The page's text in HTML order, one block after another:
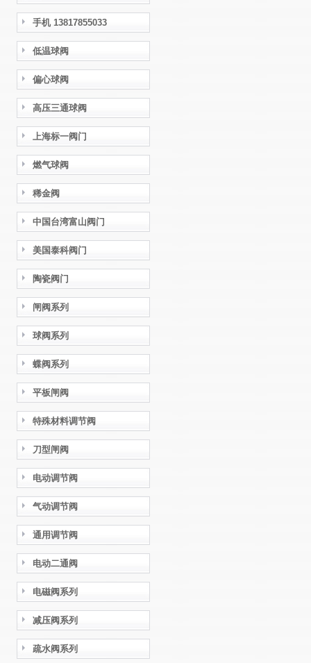
手机 13817855033
低温球阀
偏心球阀
高压三通球阀
上海标一阀门
燃气球阀
稀金阀
中国台湾富山阀门
美国泰科阀门
陶瓷阀门
闸阀系列
球阀系列
蝶阀系列
平板闸阀
特殊材料调节阀
刀型闸阀
电动调节阀
气动调节阀
通用调节阀
电动二通阀
电磁阀系列
减压阀系列
疏水阀系列